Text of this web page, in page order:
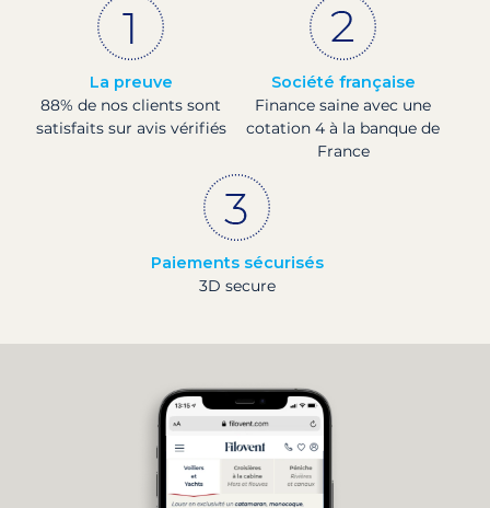
La preuve
88% de nos clients sont
satisfaits sur avis vérifiés
Société française
Finance saine avec une
cotation 4 à la banque de
France
Paiements sécurisés
3D secure